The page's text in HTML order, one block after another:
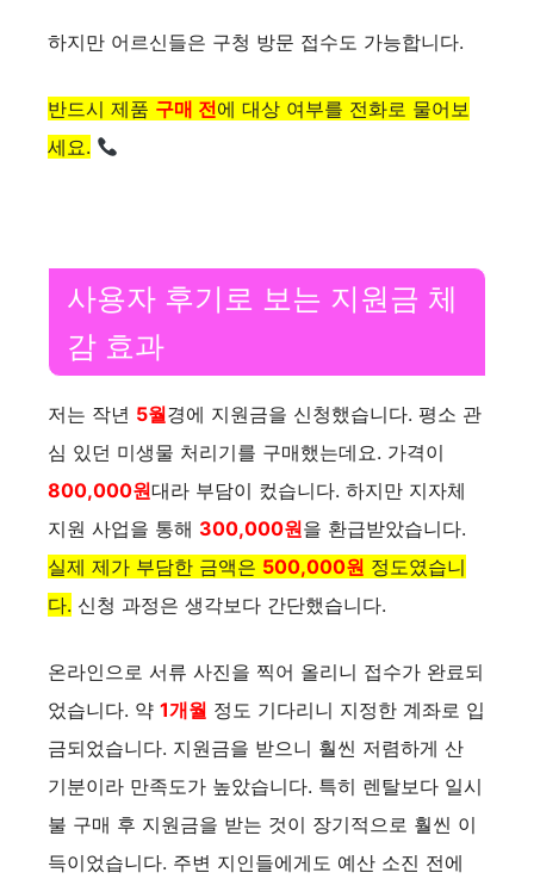
하지만 어르신들은 구청 방문 접수도 가능합니다.
반드시 제품 구매 전에 대상 여부를 전화로 물어보
세요.
사용자 후기로 보는 지원금 체
감 효과
저는 작년 5월경에 지원금을 신청했습니다. 평소 관
심 있던 미생물 처리기를 구매했는데요. 가격이
800,000원대라 부담이 컸습니다. 하지만 지자체
지원 사업을 통해 300,000원을 환급받았습니다.
실제 제가 부담한 금액은 500,000원 정도였습니
다. 신청 과정은 생각보다 간단했습니다.
온라인으로 서류 사진을 찍어 올리니 접수가 완료되
었습니다. 약 1개월 정도 기다리니 지정한 계좌로 입
금되었습니다. 지원금을 받으니 훨씬 저렴하게 산
기분이라 만족도가 높았습니다. 특히 렌탈보다 일시
불 구매 후 지원금을 받는 것이 장기적으로 훨씬 이
득이었습니다. 주변 지인들에게도 예산 소진 전에